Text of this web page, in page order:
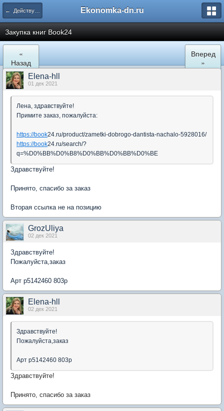
← Действующие закупки Ekonomka-dn.ru
Закупка книг Book24
«
Назад
Вперед
»
Elena-hll
01 дек 2021
Лена, здравствуйте!
Примите заказ, пожалуйста:
https://book24.ru/product/zametki-dobrogo-dantista-nachalo-5928016/
https://book24.ru/search/?
q=%D0%BB%D0%B8%D0%BB%D0%BB%D0%BE
Здравствуйте!
Принято, спасибо за заказ
Вторая ссылка не на позицию
GrozUliya
02 дек 2021
Здравствуйте!
Пожалуйста,заказ
Арт p5142460 803р
Elena-hll
02 дек 2021
Здравствуйте!
Пожалуйста,заказ
Арт p5142460 803р
Здравствуйте!
Принято, спасибо за заказ